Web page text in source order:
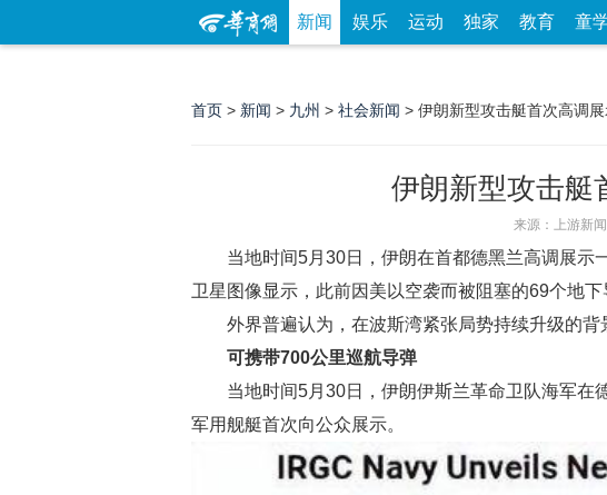
新闻 娱乐 运动 独家 教育 童
首页 > 新闻 > 九州 > 社会新闻 > 伊朗新型攻击艇首次高调
伊朗新型攻击艇
来源：上游新闻
当地时间5月30日，伊朗在首都德黑兰高调展示
卫星图像显示，此前因美以空袭而被阻塞的69个地
外界普遍认为，在波斯湾紧张局势持续升级的
可携带700公里巡航导弹
当地时间5月30日，伊朗伊斯兰革命卫队海军在
军用舰艇首次向公众展示。